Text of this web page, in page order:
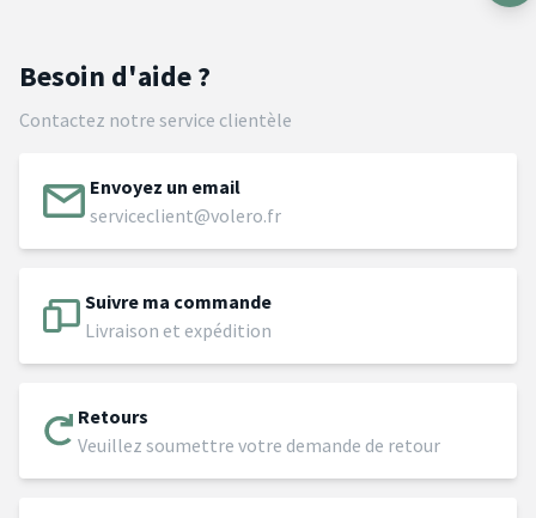
Besoin d'aide ?
Contactez notre service clientèle
Envoyez un email
serviceclient@volero.fr
Suivre ma commande
Livraison et expédition
Retours
Veuillez soumettre votre demande de retour